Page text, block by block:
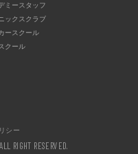
ミースタッフ
ックスクラブ
ースクール
クール
シー
RIGHT RESERVED.